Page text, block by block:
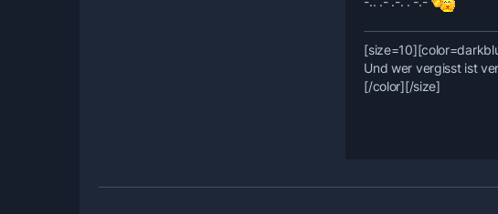
[size=10]
Und wer vergisst ist
[/color][/size]